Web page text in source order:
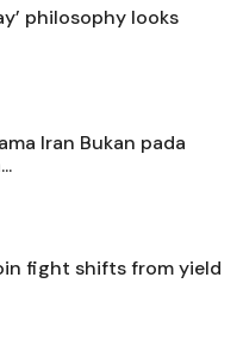
philosophy looks
Iran Bukan pada
fight shifts from yield